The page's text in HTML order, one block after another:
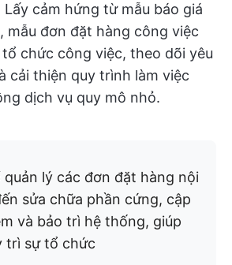
Lấy cảm hứng từ mẫu báo giá
mẫu đơn đặt hàng công việc
chức công việc, theo dõi yêu
cải thiện quy trình làm việc
dịch vụ quy mô nhỏ.
quản lý các đơn đặt hàng nội
sửa chữa phần cứng, cập
và bảo trì hệ thống, giúp
trì sự tổ chức